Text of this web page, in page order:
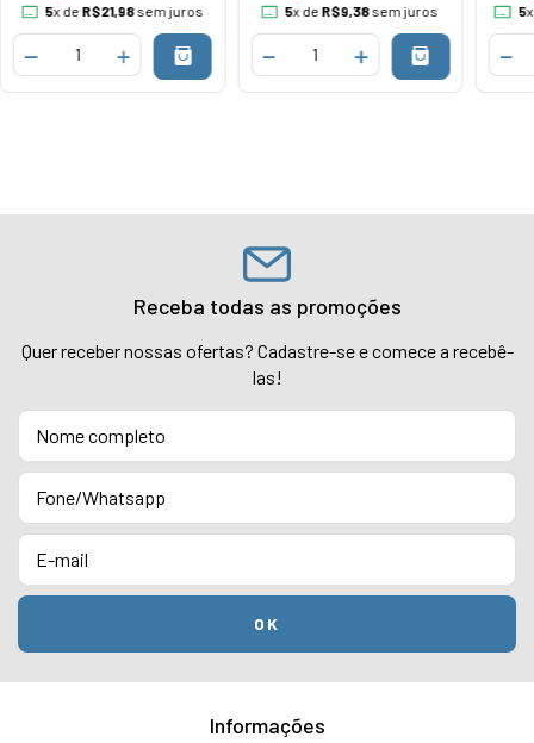
5x de R$21,98sem juros
5x de R$9,38sem juros 5
Receba todas as promoções
Quer receber nossas ofertas? Cadastre-se e comece a recebê-
las!
Informações